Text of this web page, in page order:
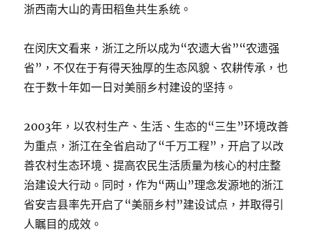
浙西南大山的青田稻鱼共生系统。
在闵庆文看来，浙江之所以成为“农遗大省”“农遗强
省”，不仅在于有得天独厚的生态风貌、农耕传承，也
在于数十年如一日对美丽乡村建设的坚持。
2003年，以农村生产、生活、生态的“三生”环境改善
为重点，浙江在全省启动了“千万工程”，开启了以改
善农村生态环境、提高农民生活质量为核心的村庄整
治建设大行动。同时，作为“两山”理念发源地的浙江
省安吉县率先开启了“美丽乡村”建设试点，并取得引
人瞩目的成效。